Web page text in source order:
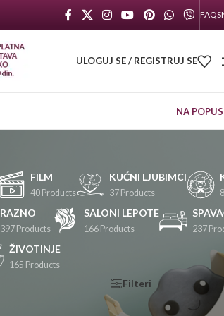
FAQS
ULOGUJ SE / REGISTRUJ SE
NA
FILM
40 Products
KUĆNI LJUBIMCI
37 Products
RAZNO
397 Products
SALONI LEPOTE
166 Products 237
ŽIVOTINJE
165 Products
Filteri